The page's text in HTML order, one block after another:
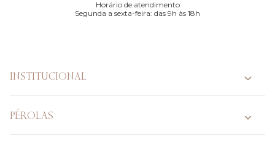
Horário de atendimento
Segunda a sexta-feira: das 9h às 18h
INSTITUCIONAL
PÉROLAS